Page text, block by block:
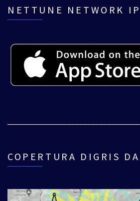
NETTUNE NETWORK
COPERTURA DIGRIS